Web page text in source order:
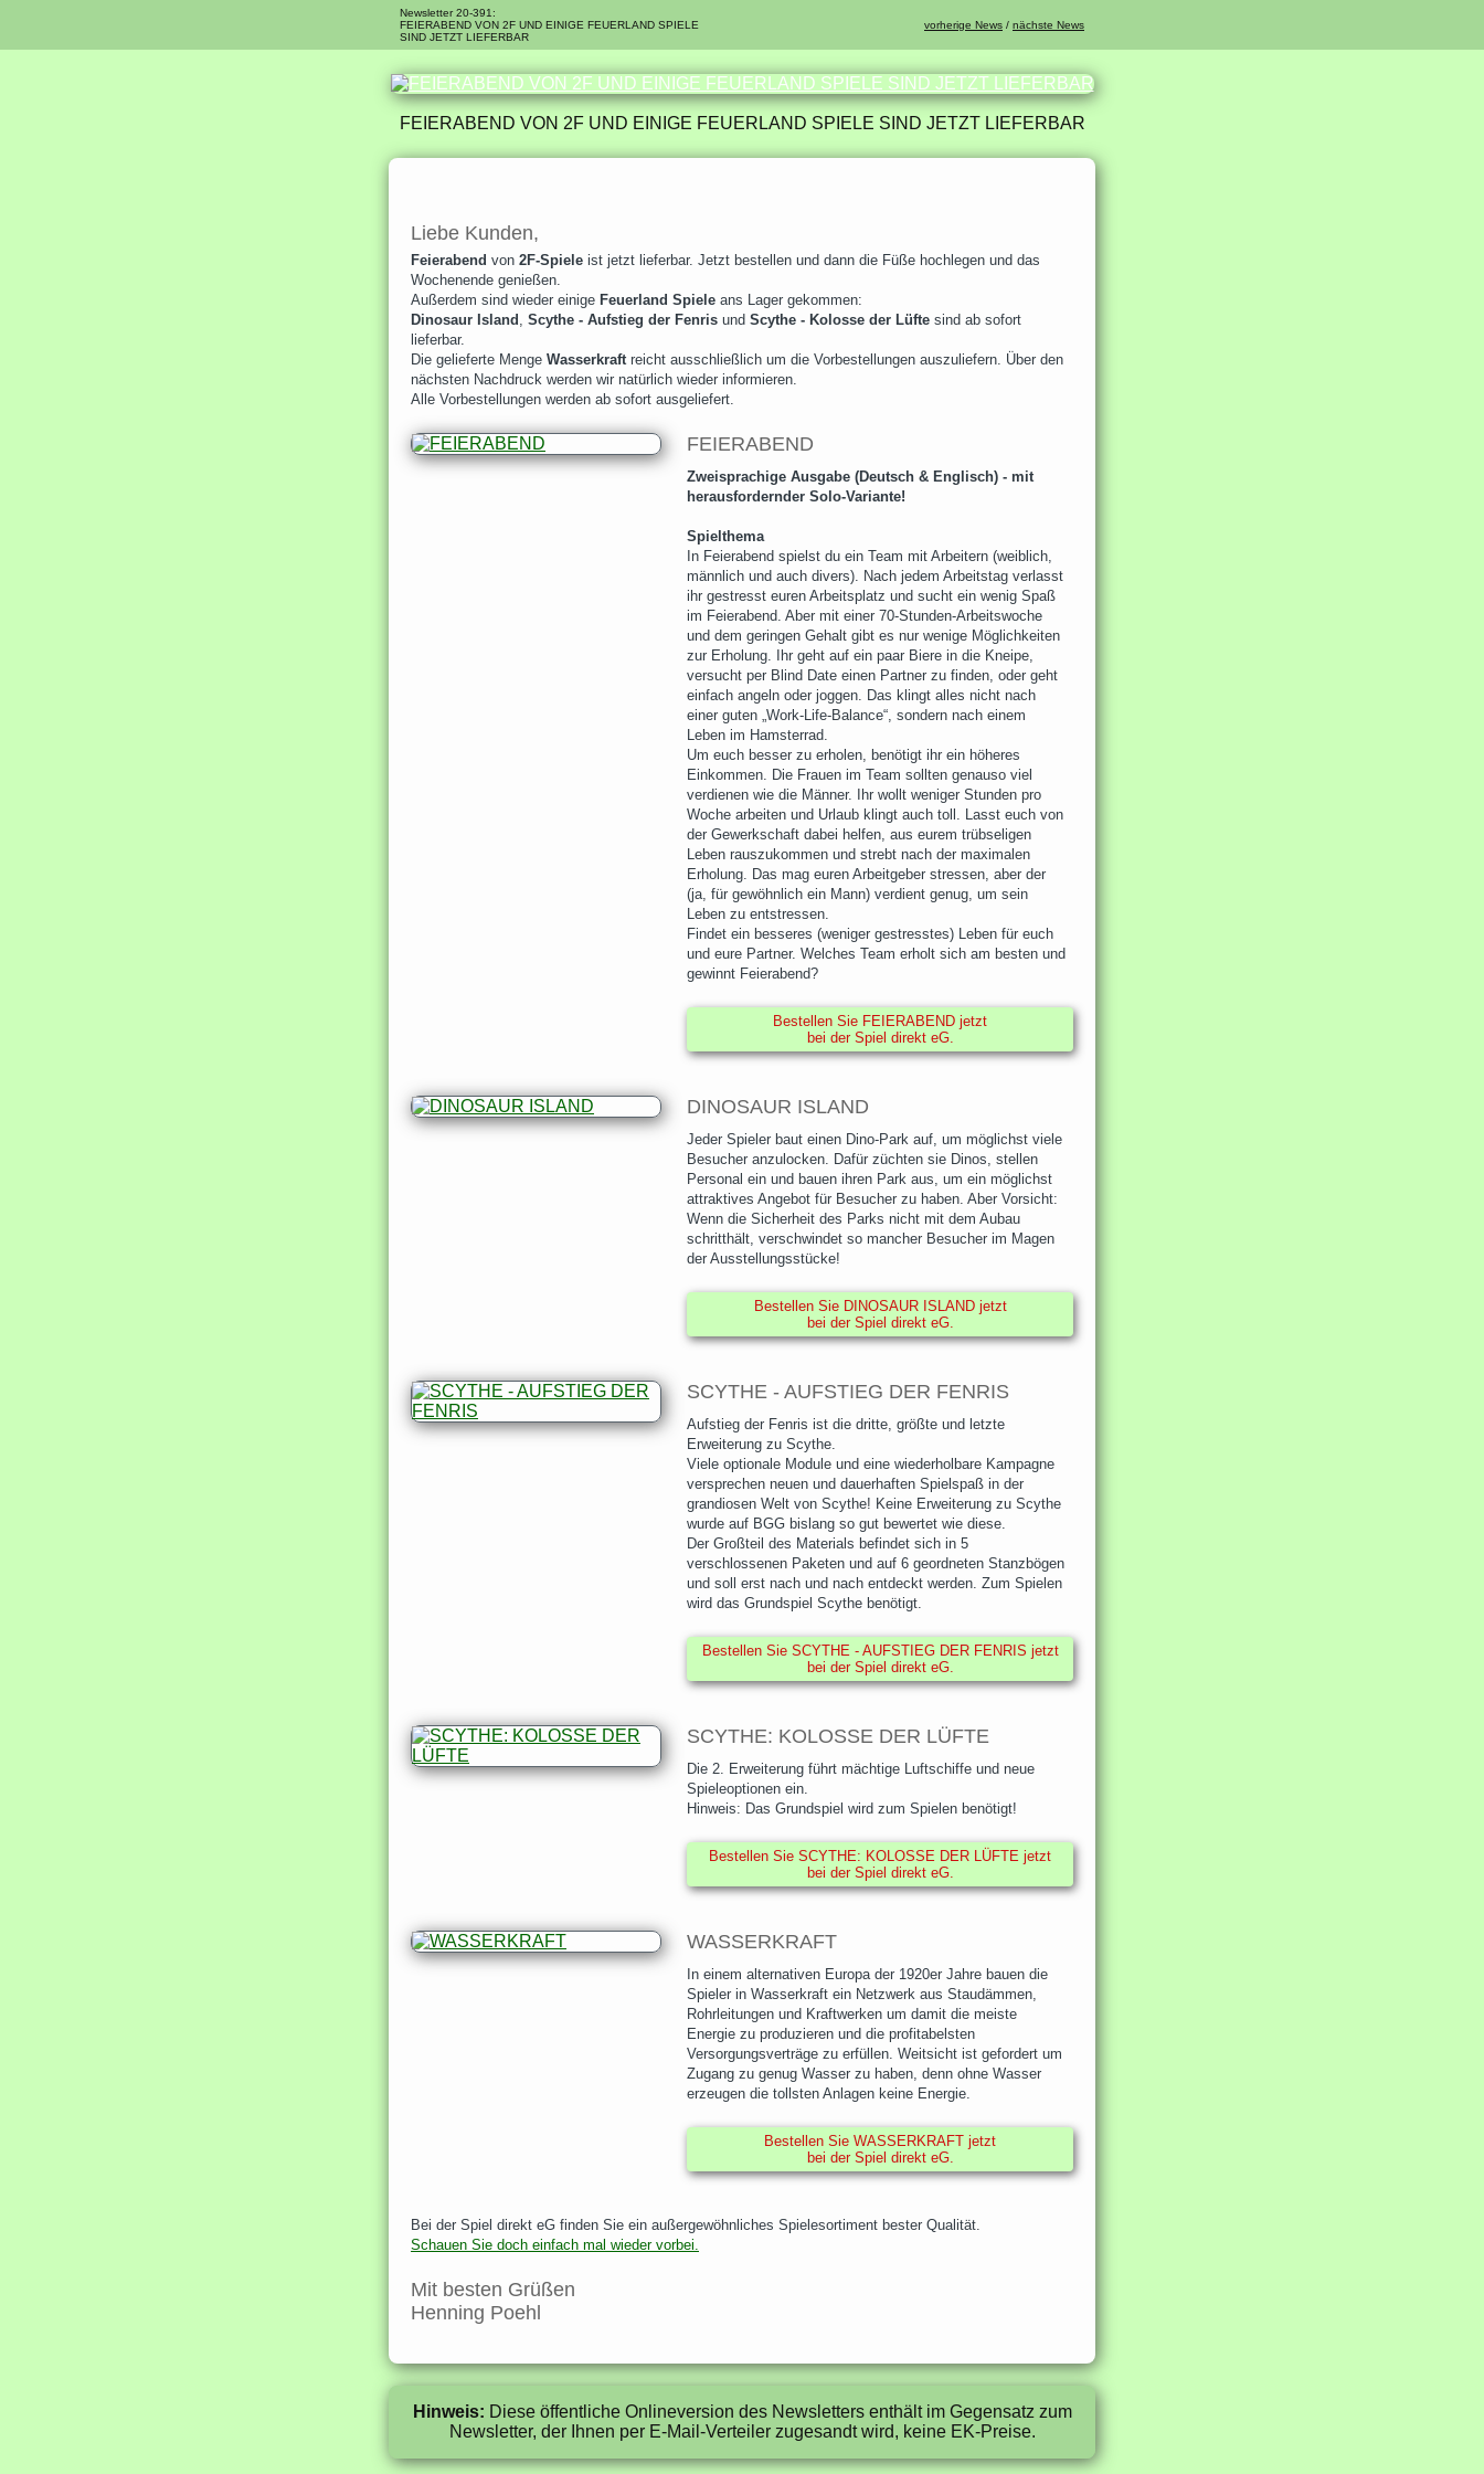
Newsletter 20-391:
FEIERABEND VON 2F UND EINIGE FEUERLAND SPIELE
SIND JETZT LIEFERBAR
vorherige News / nächste News
FEIERABEND VON 2F UND EINIGE FEUERLAND SPIELE SIND JETZT LIEFERBAR
Liebe Kunden,
Feierabend von 2F-Spiele ist jetzt lieferbar. Jetzt bestellen und dann die Füße hochlegen und das
Wochenende genießen.
Außerdem sind wieder einige Feuerland Spiele ans Lager gekommen:
Dinosaur Island , Scythe - Aufstieg der Fenris und Scythe - Kolosse der Lüfte sind ab sofort
lieferbar.
Die gelieferte Menge Wasserkraftreicht ausschließlich um die Vorbestellungen auszuliefern. Über den
nächsten Nachdruck werden wir natürlich wieder informieren.
Alle Vorbestellungen werden ab sofort ausgeliefert.
FEIERABEND
Zweisprachige Ausgabe (Deutsch & Englisch) - mit
herausfordernder Solo-Variante!
Spielthema
In Feierabend spielst du ein Team mit Arbeitern (weiblich,
männlich und auch divers). Nach jedem Arbeitstag verlasst
ihr gestresst euren Arbeitsplatz und sucht ein wenig Spaß
im Feierabend. Aber mit einer 70-Stunden-Arbeitswoche
und dem geringen Gehalt gibt es nur wenige Möglichkeiten
zur Erholung. Ihr geht auf ein paar Biere in die Kneipe,
versucht per Blind Date einen Partner zu finden, oder geht
einfach angeln oder joggen. Das klingt alles nicht nach
einer guten „Work-Life-Balance“, sondern nach einem
Leben im Hamsterrad.
Um euch besser zu erholen, benötigt ihr ein höheres
Einkommen. Die Frauen im Team sollten genauso viel
verdienen wie die Männer. Ihr wollt weniger Stunden pro
Woche arbeiten und Urlaub klingt auch toll. Lasst euch von
der Gewerkschaft dabei helfen, aus eurem trübseligen
Leben rauszukommen und strebt nach der maximalen
Erholung. Das mag euren Arbeitgeber stressen, aber der
(ja, für gewöhnlich ein Mann) verdient genug, um sein
Leben zu entstressen.
Findet ein besseres (weniger gestresstes) Leben für euch
und eure Partner. Welches Team erholt sich am besten und
gewinnt Feierabend?
Bestellen Sie FEIERABEND jetzt
bei der Spiel direkt eG.
DINOSAUR ISLAND
Jeder Spieler baut einen Dino-Park auf, um möglichst viele
Besucher anzulocken. Dafür züchten sie Dinos, stellen
Personal ein und bauen ihren Park aus, um ein möglichst
attraktives Angebot für Besucher zu haben. Aber Vorsicht:
Wenn die Sicherheit des Parks nicht mit dem Aubau
schritthält, verschwindet so mancher Besucher im Magen
der Ausstellungsstücke!
Bestellen Sie DINOSAUR ISLAND jetzt
bei der Spiel direkt eG.
SCYTHE - AUFSTIEG DER FENRIS
Aufstieg der Fenris ist die dritte, größte und letzte
Erweiterung zu Scythe.
Viele optionale Module und eine wiederholbare Kampagne
versprechen neuen und dauerhaften Spielspaß in der
grandiosen Welt von Scythe! Keine Erweiterung zu Scythe
wurde auf BGG bislang so gut bewertet wie diese.
Der Großteil des Materials befindet sich in 5
verschlossenen Paketen und auf 6 geordneten Stanzbögen
und soll erst nach und nach entdeckt werden. Zum Spielen
wird das Grundspiel Scythe benötigt.
Bestellen Sie SCYTHE - AUFSTIEG DER FENRIS jetzt
bei der Spiel direkt eG.
SCYTHE: KOLOSSE DER LÜFTE
Die 2. Erweiterung führt mächtige Luftschiffe und neue
Spieleoptionen ein.
Hinweis: Das Grundspiel wird zum Spielen benötigt!
Bestellen Sie SCYTHE: KOLOSSE DER LÜFTE jetzt
bei der Spiel direkt eG.
WASSERKRAFT
In einem alternativen Europa der 1920er Jahre bauen die
Spieler in Wasserkraft ein Netzwerk aus Staudämmen,
Rohrleitungen und Kraftwerken um damit die meiste
Energie zu produzieren und die profitabelsten
Versorgungsverträge zu erfüllen. Weitsicht ist gefordert um
Zugang zu genug Wasser zu haben, denn ohne Wasser
erzeugen die tollsten Anlagen keine Energie.
Bestellen Sie WASSERKRAFT jetzt
bei der Spiel direkt eG.
Bei der Spiel direkt eG finden Sie ein außergewöhnliches Spielesortiment bester Qualität.
Schauen Sie doch einfach mal wieder vorbei.
Mit besten Grüßen
Henning Poehl
Hinweis: Diese öffentliche Onlineversion des Newsletters enthält im Gegensatz zum
Newsletter, der Ihnen per E-Mail-Verteiler zugesandt wird, keine EK-Preise.